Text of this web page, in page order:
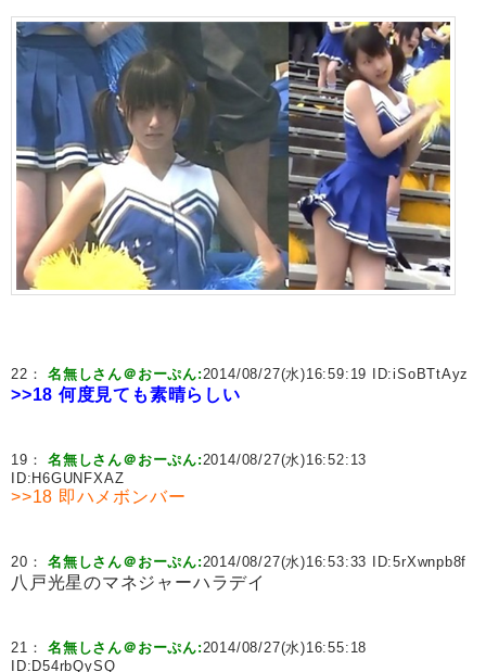
22：名無しさん＠おーぷん:2014/08/27(水)16:59:19 ID:iSoBTtAyz
>>18 何度見ても素晴らしい
19：名無しさん＠おーぷん:2014/08/27(水)16:52:13
ID: H6GUNFXAZ
>>18 即ハメボンバー
20：名無しさん＠おーぷん:2014/08/27(水)16:53:33 ID:5rXwnpb8f
八戸光星のマネジャーハラデイ
21：名無しさん＠おーぷん:2014/08/27(水)16:55:18
ID: D54rbQySQ